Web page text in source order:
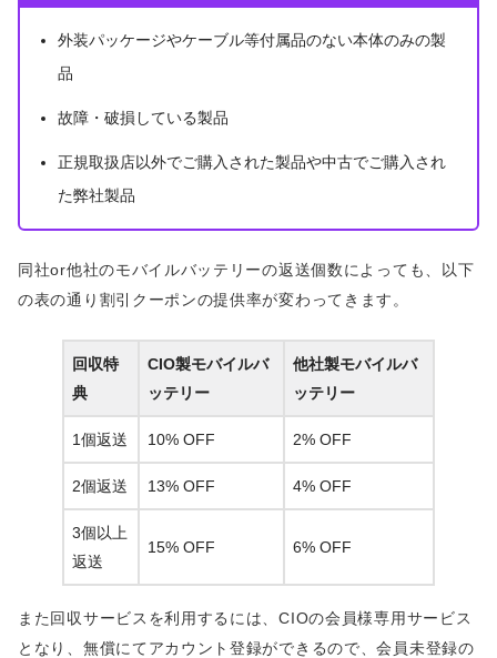
外装パッケージやケーブル等付属品のない本体のみの製
品
故障・破損している製品
正規取扱店以外でご購入された製品や中古でご購入され
た弊社製品
同社or他社のモバイルバッテリーの返送個数によっても、以下
の表の通り割引クーポンの提供率が変わってきます。
回収特
典
CIO製モバイルバ
ッテリー
他社製モバイルバ
ッテリー
1個返送 10% OFF 2% OFF
2個返送 13% OFF 4% OFF
3個以上
返送
15% OFF 6% OFF
また回収サービスを利用するには、CIOの会員様専用サービス
となり、無償にてアカウント登録ができるので、会員未登録の